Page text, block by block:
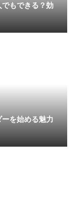
もできる？効
を始める魅力